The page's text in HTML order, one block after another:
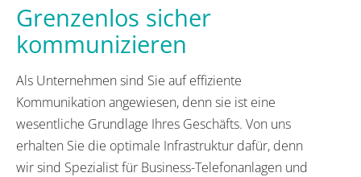
Grenzenlos sicher
kommunizieren
Als Unternehmen sind Sie auf effiziente
Kommunikation angewiesen, denn sie ist eine
wesentliche Grundlage Ihres Geschäfts. Von uns
erhalten Sie die optimale Infrastruktur dafür, denn
wir sind Spezialist für Business-Telefonanlagen und